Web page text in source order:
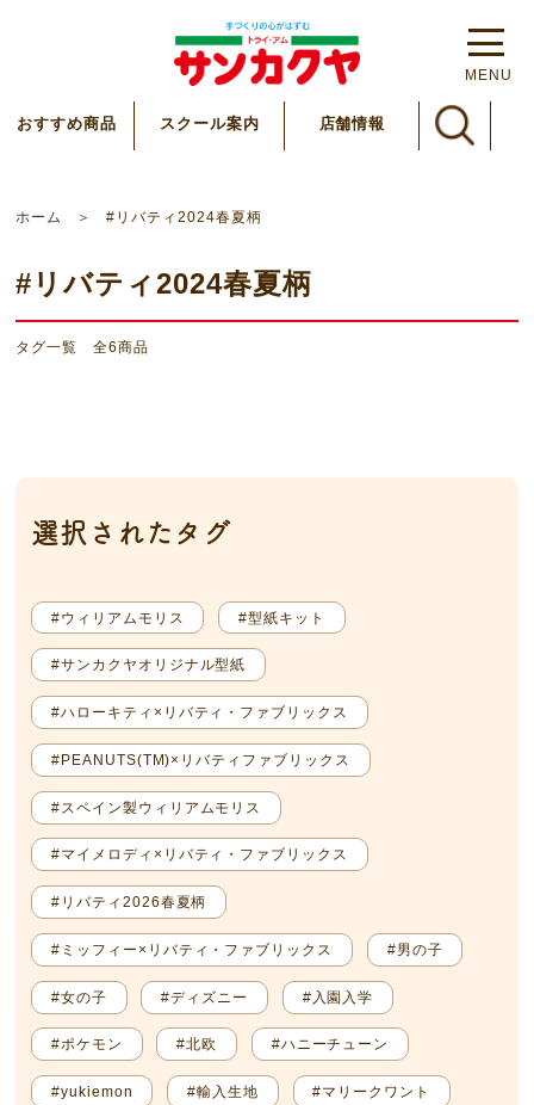
MENU
おすすめ商品 スクール案内 店舗情報
ホーム #リバティ2024春夏柄
#リバティ2024春夏柄
タグ一覧 全6商品
選択されたタグ
#ウィリアムモリス #型紙キット
#サンカクヤオリジナル型紙
#ハローキティ×リバティ・ファブリックス
#PEANUTS(TM)×リバティファブリックス
#スペイン製ウィリアムモリス
#マイメロディ×リバティ・ファブリックス
#リバティ2026春夏柄
#ミッフィー×リバティ・ファブリックス #男の子
#女の子 #ディズニー #入園入学
#ポケモン #北欧 #ハニーチューン
#yukiemon #輸入生地 #マリークワント